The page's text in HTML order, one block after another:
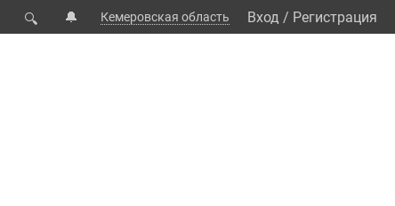
🔍 🔔 Кемеровская область Вход / Регистрация